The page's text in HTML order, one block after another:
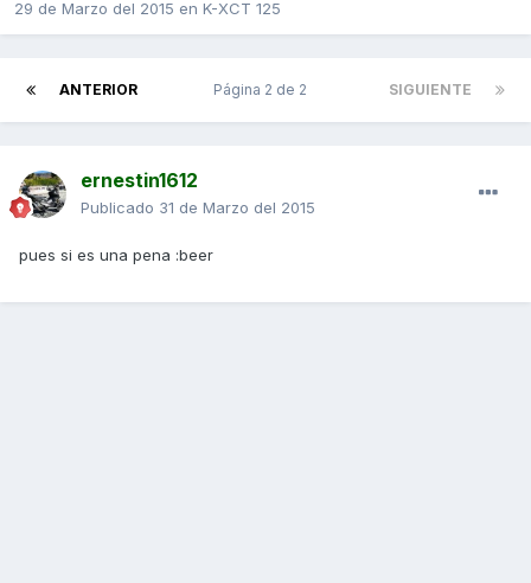
29 de Marzo del 2015 en K-XCT 125
ANTERIOR SIGUIENTE
Página 2 de 2
ernestin1612
Publicado 31 de Marzo del 2015
pues si es una pena :beer